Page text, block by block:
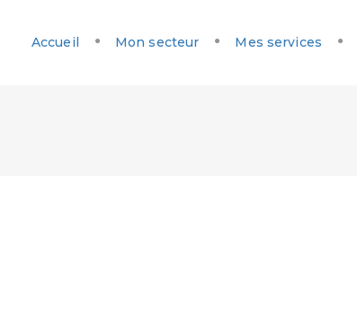
Accueil Mon secteur Mes services